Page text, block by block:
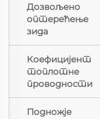
Дозвољено
оптерећење
зида
Коефицијент
топлотне
проводности
Подножје